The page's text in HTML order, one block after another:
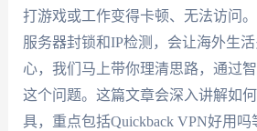
打游戏或工作变得卡顿、无法访问
服务器封锁和IP检测，会让海外生
心，我们马上带你理清思路，通过
这个问题。这篇文章会深入讲解如
具，重点包括Quickback VPN好用